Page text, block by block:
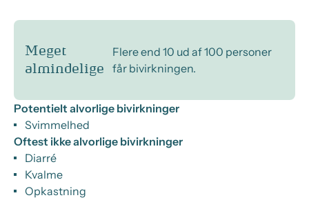
Meget
almindelige
Flere end 10 ud af 100 personer
får bivirkningen.
Potentielt alvorlige bivirkninger
Svimmelhed
Oftest ikke alvorlige bivirkninger
Diarré
Kvalme
Opkastning